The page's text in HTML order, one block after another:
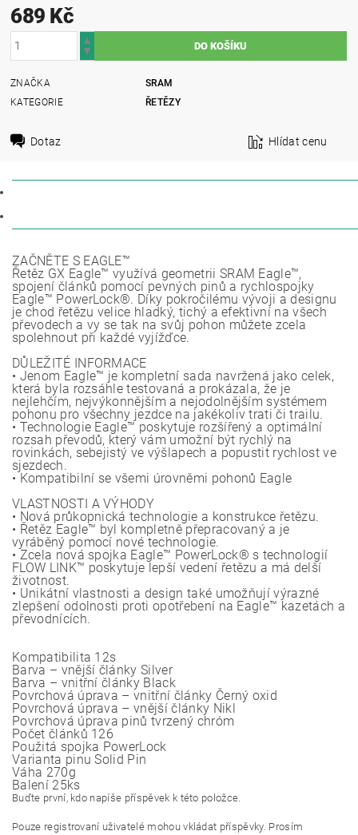
689 Kč
ZNAČKA
SRAM
KATEGORIE
ŘETĚZY
Dotaz Hlídat cenu
ZAČNĚTE S EAGLE™
Řetěz GX Eagle™ využívá geometrii SRAM Eagle™,
spojení článků pomocí pevných pinů a rychlospojky
Eagle™ PowerLock®. Díky pokročilému vývoji a designu
je chod řetězu velice hladký, tichý a efektivní na všech
převodech a vy se tak na svůj pohon můžete zcela
spolehnout při každé vyjížďce.
DŮLEŽITÉ INFORMACE
• Jenom Eagle™ je kompletní sada navržená jako celek,
která byla rozsáhle testovaná a prokázala, že je
nejlehčím, nejvýkonnějším a nejodolnějším systémem
pohonu pro všechny jezdce na jakékoliv trati či trailu.
• Technologie Eagle™ poskytuje rozšířený a optimální
rozsah převodů, který vám umožní být rychlý na
rovinkách, sebejistý ve výšlapech a popustit rychlost ve
sjezdech.
• Kompatibilní se všemi úrovněmi pohonů Eagle
VLASTNOSTI A VÝHODY
• Nová průkopnická technologie a konstrukce řetězu.
• Řetěz Eagle™ byl kompletně přepracovaný a je
vyráběný pomocí nové technologie.
• Zcela nová spojka Eagle™ PowerLock® s technologií
FLOW LINK™ poskytuje lepší vedení řetězu a má delší
životnost.
• Unikátní vlastnosti a design také umožňují výrazné
zlepšení odolnosti proti opotřebení na Eagle™ kazetách a
převodnících.
Kompatibilita 12s
Barva – vnější články Silver
Barva – vnitřní články Black
Povrchová úprava – vnitřní články Černý oxid
Povrchová úprava – vnější články Nikl
Povrchová úprava pinů tvrzený chróm
Počet článků 126
Použitá spojka PowerLock
Varianta pinu Solid Pin
Váha 270g
Balení 25ks
Buďte první, kdo napíše příspěvek k této položce.
Pouze registrovaní uživatelé mohou vkládat příspěvky. Prosím